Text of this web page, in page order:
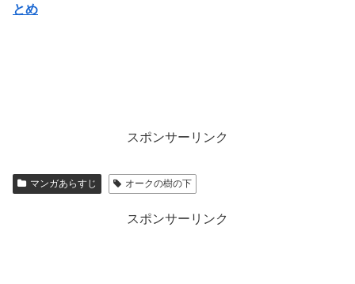
とめ
スポンサーリンク
マンガあらすじ オークの樹の下
スポンサーリンク